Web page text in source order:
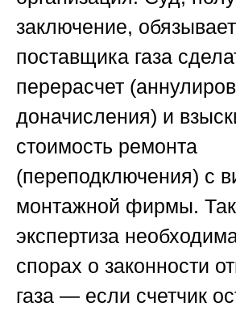
заключение, обязывает
поставщика газа
перерасчет
доначисления) и
стоимость ремонта
(переподключения) с
монтажной фирмы.
экспертиза
спорах о законности
газа — если счетчик